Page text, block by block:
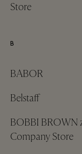
Store
B
BABOR
Belstaff
BOBBI BROWN
Company Store